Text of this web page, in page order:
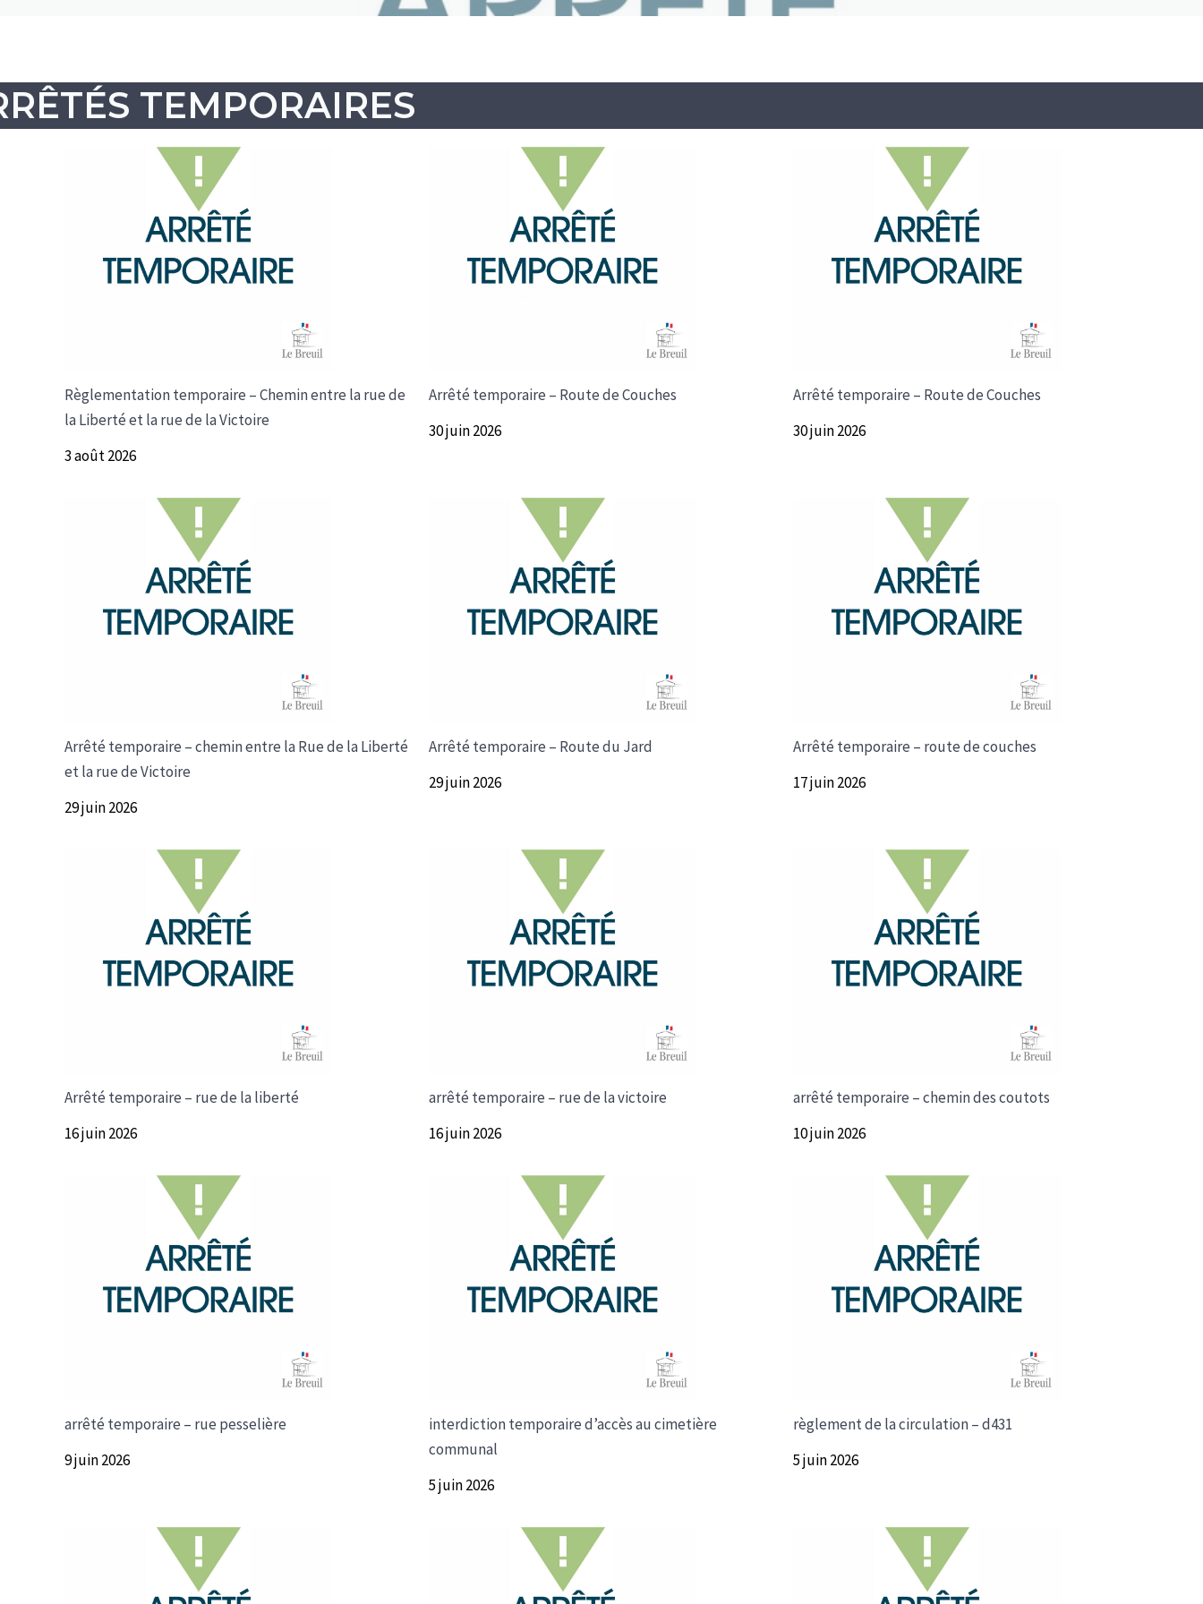
TEMPORAIRES
Règlementation temporaire – Chemin entre la rue de
la Liberté et la rue de la Victoire
3 août 2026
Arrêté temporaire – Route de Couches
30 juin 2026
Arrêté temporaire – Route de Couches
30 juin 2026
Arrêté temporaire – chemin entre la Rue de la Liberté
et la rue de Victoire
29 juin 2026
Arrêté temporaire – Route du Jard
29 juin 2026
Arrêté temporaire – route de couches
17 juin 2026
Arrêté temporaire – rue de la liberté
16 juin 2026
arrêté temporaire – rue de la victoire
16 juin 2026
arrêté temporaire – chemin des coutots
10 juin 2026
arrêté temporaire – rue pesselière
9 juin 2026
interdiction temporaire d’accès au cimetière
communal
5 juin 2026
règlement de la circulation – d431
5 juin 2026